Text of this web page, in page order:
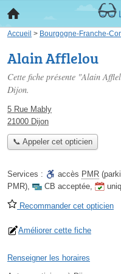
Accueil > Bourgogne-Franche-
Alain Afflelou
Cette fiche présente "Alain
Dijon.
5 Rue Mably
21000 Dijon
📞 Appeler cet opticien
Services : accès PMR
PMR), CB acceptée,
Recommander cet opticien
Améliorer cette fiche
Renseigner les horaires